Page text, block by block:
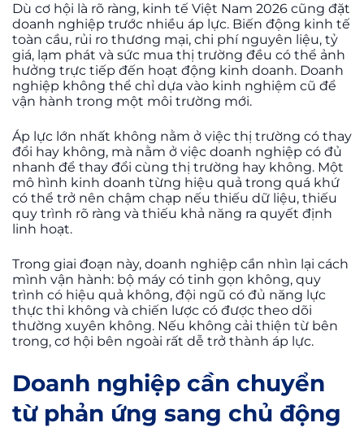
Dù cơ hội là rõ ràng, kinh tế Việt Nam 2026 cũng đặt
doanh nghiệp trước nhiều áp lực. Biến động kinh tế
toàn cầu, rủi ro thương mại, chi phí nguyên liệu, tỷ
giá, lạm phát và sức mua thị trường đều có thể ảnh
hưởng trực tiếp đến hoạt động kinh doanh. Doanh
nghiệp không thể chỉ dựa vào kinh nghiệm cũ để
vận hành trong một môi trường mới.
Áp lực lớn nhất không nằm ở việc thị trường có thay
đổi hay không, mà nằm ở việc doanh nghiệp có đủ
nhanh để thay đổi cùng thị trường hay không. Một
mô hình kinh doanh từng hiệu quả trong quá khứ
có thể trở nên chậm chạp nếu thiếu dữ liệu, thiếu
quy trình rõ ràng và thiếu khả năng ra quyết định
linh hoạt.
Trong giai đoạn này, doanh nghiệp cần nhìn lại cách
mình vận hành: bộ máy có tinh gọn không, quy
trình có hiệu quả không, đội ngũ có đủ năng lực
thực thi không và chiến lược có được theo dõi
thường xuyên không. Nếu không cải thiện từ bên
trong, cơ hội bên ngoài rất dễ trở thành áp lực.
Doanh nghiệp cần chuyển
từ phản ứng sang chủ động